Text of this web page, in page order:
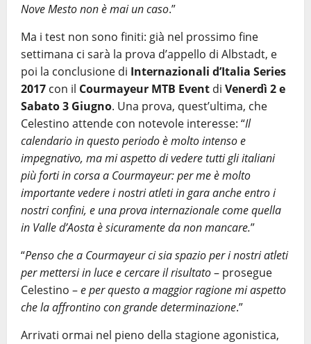
Nove Mesto non è mai un caso.”
Ma i test non sono finiti: già nel prossimo fine
settimana ci sarà la prova d’appello di Albstadt, e
poi la conclusione di Internazionali d’Italia Series
2017 con il Courmayeur MTB Event di Venerdì 2 e
Sabato 3 Giugno. Una prova, quest’ultima, che
Celestino attende con notevole interesse: “Il
calendario in questo periodo è molto intenso e
impegnativo, ma mi aspetto di vedere tutti gli italiani
più forti in corsa a Courmayeur: per me è molto
importante vedere i nostri atleti in gara anche entro i
nostri confini, e una prova internazionale come quella
in Valle d’Aosta è sicuramente da non mancare.”
“Penso che a Courmayeur ci sia spazio per i nostri atleti
per mettersi in luce e cercare il risultato– prosegue
Celestino –e per questo a maggior ragione mi aspetto
che la affrontino con grande determinazione.”
Arrivati ormai nel pieno della stagione agonistica,